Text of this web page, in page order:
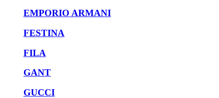
EMPORIO ARMANI
FESTINA
FILA
GANT
GUCCI